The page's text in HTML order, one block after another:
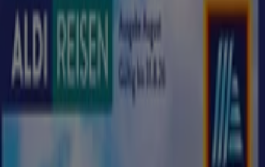
Schnäppchen Supermärkte
Kleidung, Schuhe
und Accessoires Elektromärkte Drogerien und
Parfümerie
Baumärkte und
GartencenterBiomärkte Discounter Sportgeschäfte
und Baby
Auto, Motorrad und
Werkstatt
Kaufhäuser Reisen und Freizeit
Optiker und
Hörzentren
Restaurants Bücher und Schreibwaren
UCI Kinowelt - Gutscheincodes,